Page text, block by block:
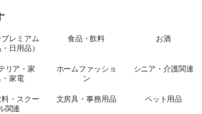
レミアム
・日用品）
食品・飲料 お酒
リア・家
・家電
ホームファッショ
ン
シニア・介護関連
・スクー
関連
文房具・事務用品 ペット用品